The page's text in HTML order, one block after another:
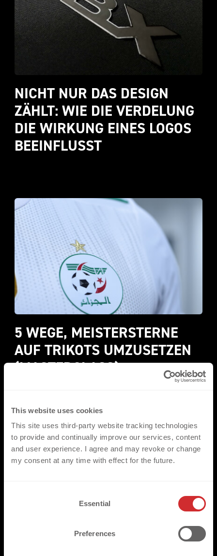
This website uses cookies
This site uses third-party website tracking technologies
to provide and continually improve our services, content
and user experience. I agree and may revoke or change
my consent at any time with effect for the future.
Essential
Preferences
NICHT NUR DAS DESIGN
ZÄHLT: WIE DIE VERDELUNG
DIE WIRKUNG EINES LOGOS
BEEINFLUSST
5 WEGE, MEISTERSTERNE
AUF TRIKOTS UMZUSETZEN
(MASTERCLASS)